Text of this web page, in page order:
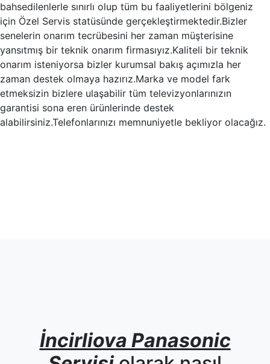
bahsedilenlerle sınırlı olup tüm bu faaliyetlerini bölgeniz
için Özel Servis statüsünde gerçekleştirmektedir.Bizler
senelerin onarım tecrübesini her zaman müşterisine
yansıtmış bir teknik onarım firmasıyız.Kaliteli bir teknik
onarım isteniyorsa bizler kurumsal bakış açımızla her
zaman destek olmaya hazırız.Marka ve model fark
etmeksizin bizlere ulaşabilir tüm televizyonlarınızın
garantisi sona eren ürünlerinde destek
alabilirsiniz.Telefonlarınızı memnuniyetle bekliyor olacağız.
İncirliova Panasonic